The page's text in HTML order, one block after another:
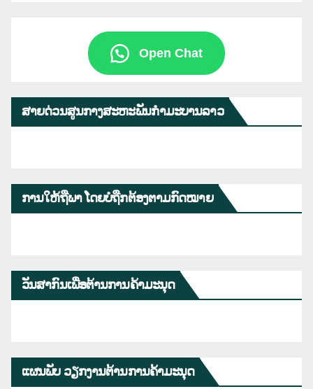
Open Chat
ສາຍດ່ວນສູນກາງສະຫະພັນກຳມະບານລາວ
ການໃຫ້ຖືພາ ໂດຍບໍ່ຖືກຕ້ອງຕາມກົດໝາຍ
ວັນສາກົນເພື່ອຕ້ານການຄ້າມະນຸດ
ແຜນພັບ ວຽກງານຕ້ານການຄ້າມະນຸດ